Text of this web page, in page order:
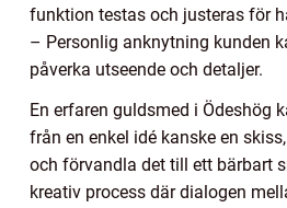
funktion testas och justeras för
– Personlig anknytning kunden
påverka utseende och detaljer.
En erfaren guldsmed i Ödeshög
från en enkel idé kanske en
och förvandla det till ett bärbart
kreativ process där dialogen